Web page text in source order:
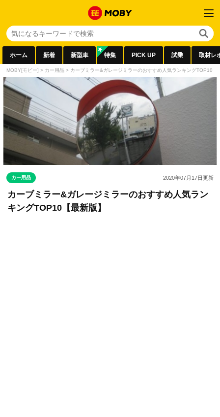
ホーム 新着 新型車 特集 PICK UP 試乗 取材レ
MOBY[モビー] > カー用品 > カーブミラー&ガレージミラーのおすすめ人気ランキングTOP10【
カー用品 2020年07月17日更新
カーブミラー&ガレージミラーのおすすめ人気ラン
キングTOP10【最新版】